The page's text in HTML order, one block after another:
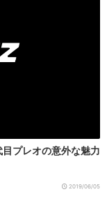
プレオの意外な魅力
2019/06/05